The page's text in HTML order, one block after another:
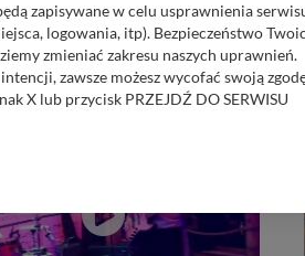
zapisywane w celu usprawnienia
logowania, itp). Bezpieczeństwo
zmieniać zakresu naszych uprawnień.
zawsze możesz wycofać swoją
X lub przycisk PRZEJDŹ DO SERWISU
usługi (przekazanie danych z formularza